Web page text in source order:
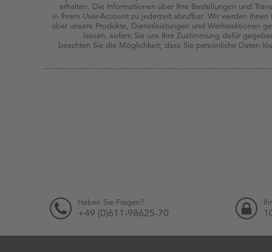
erhalten. Die Informationen über Ihre Bestellungen und
in Ihrem User-Account zu jederzeit abrufbar. Wir werden
über unsere Produkte, Dienstleistungen und Werbeaktionen
lassen, sofern Sie uns Ihre Zustimmung dafür
beachten Sie die Möglichkeit, dass Sie persönliche Daten
Haben Sie Fragen?
+49 (0)611-98625-70